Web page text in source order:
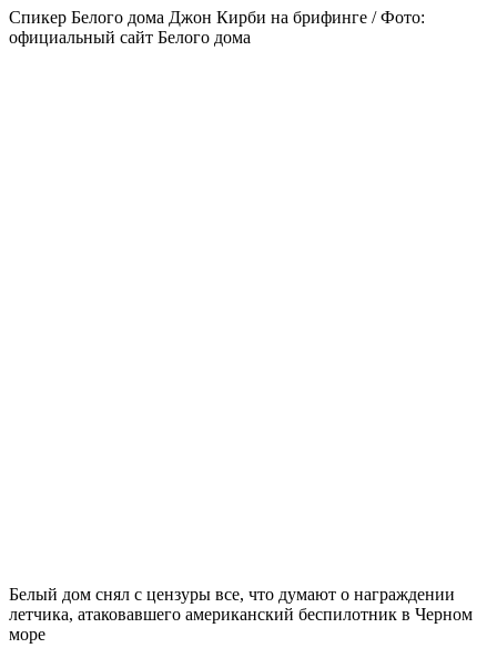
Спикер Белого дома Джон Кирби на брифинге / Фото:
официальный сайт Белого дома
Белый дом снял с цензуры все, что думают о награждении
летчика, атаковавшего американский беспилотник в Черном
море